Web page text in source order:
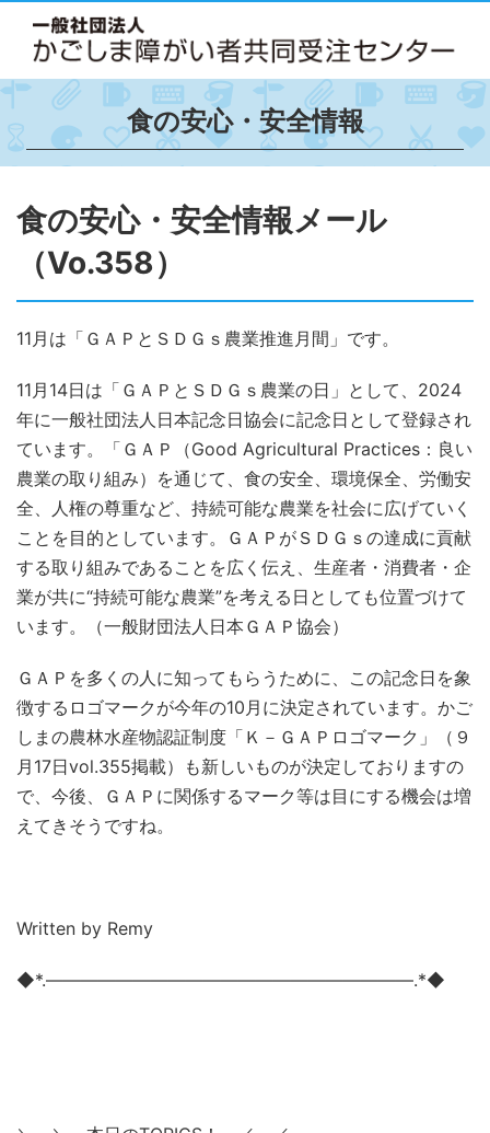
食の安心・安全情報
食の安心・安全情報メール
（Vo.358）
11月は「ＧＡＰとＳＤＧｓ農業推進月間」です。
11月14日は「ＧＡＰとＳＤＧｓ農業の日」として、2024
年に一般社団法人日本記念日協会に記念日として登録され
ています。「ＧＡＰ（Good Agricultural Practices：良い
農業の取り組み）を通じて、食の安全、環境保全、労働安
全、人権の尊重など、持続可能な農業を社会に広げていく
ことを目的としています。ＧＡＰがＳＤＧｓの達成に貢献
する取り組みであることを広く伝え、生産者・消費者・企
業が共に“持続可能な農業”を考える日としても位置づけて
います。（一般財団法人日本ＧＡＰ協会）
ＧＡＰを多くの人に知ってもらうために、この記念日を象
徴するロゴマークが今年の10月に決定されています。かご
しまの農林水産物認証制度「Ｋ－ＧＡＰロゴマーク」（９
月17日vol.355掲載）も新しいものが決定しておりますの
で、今後、ＧＡＰに関係するマーク等は目にする機会は増
えてきそうですね。
Written by Remy
◆*.―――――――――――――――――――――.*◆